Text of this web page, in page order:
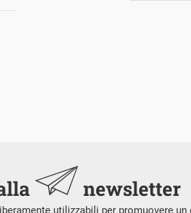
newsletter
utilizzabili per promuovere